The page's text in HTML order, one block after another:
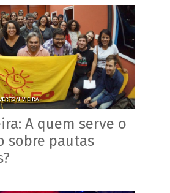
VIEIRA
A quem serve o
sobre pautas